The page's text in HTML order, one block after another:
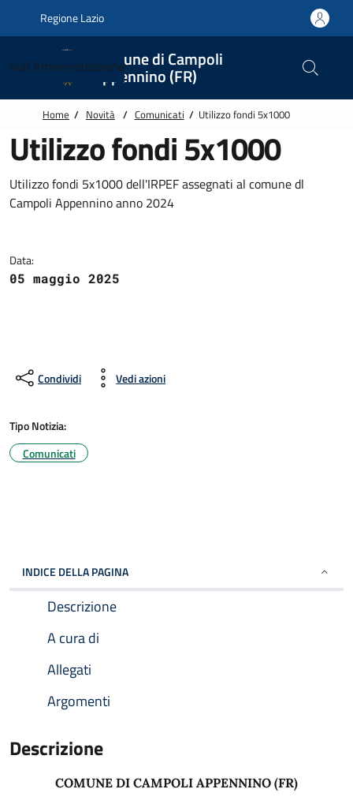
Regione Lazio
Comune di Campoli
Appennino (FR)
null Amministrazione
Home / Novità / Comunicati / Utilizzo fondi 5x1000
Utilizzo fondi 5x1000
Utilizzo fondi 5x1000 dell'IRPEF assegnati al comune dl
Campoli Appennino anno 2024
Data:
05 maggio 2025
Condividi Vedi azioni
Tipo Notizia:
Comunicati
INDICE DELLA PAGINA
Descrizione
A cura di
Allegati
Argomenti
Descrizione
COMUNE DI CAMPOLI APPENNINO (FR)